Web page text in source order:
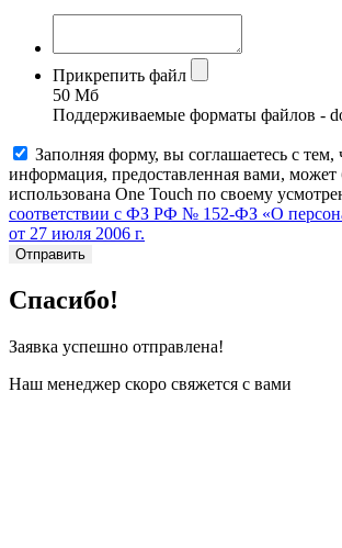
Прикрепить файл
50 Мб
Поддерживаемые форматы файлов -
Заполняя форму, вы соглашаетесь с тем,
информация, предоставленная вами, может
использована One Touch по своему
соответствии с ФЗ РФ № 152-ФЗ «О
от 27 июля 2006 г.
Отправить
Спасибо!
Заявка успешно отправлена!
Наш менеджер скоро свяжется с вами